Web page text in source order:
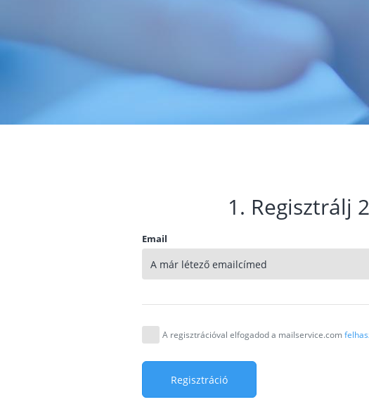
1. Regisztrálj
Email
A regisztrációval elfogadod a mailservice.com
Regisztráció